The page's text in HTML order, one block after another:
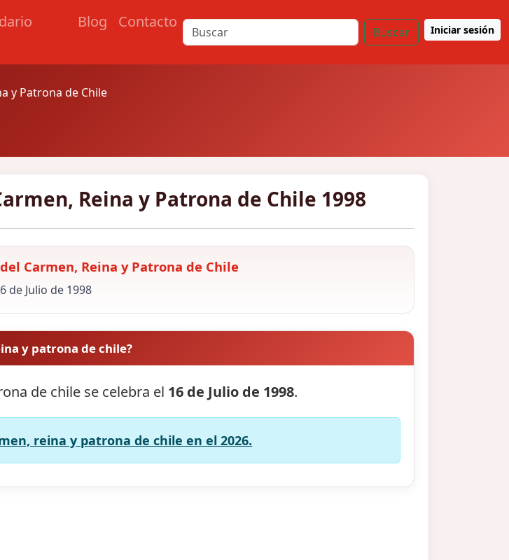
Blog Contacto
Buscar Iniciar sesión
y Patrona de Chile
Reina y Patrona de Chile 1998
Carmen, Reina y Patrona de Chile
de Julio de 1998
y patrona de chile?
de chile se celebra el 16 de Julio de 1998.
reina y patrona de chile en el 2026.